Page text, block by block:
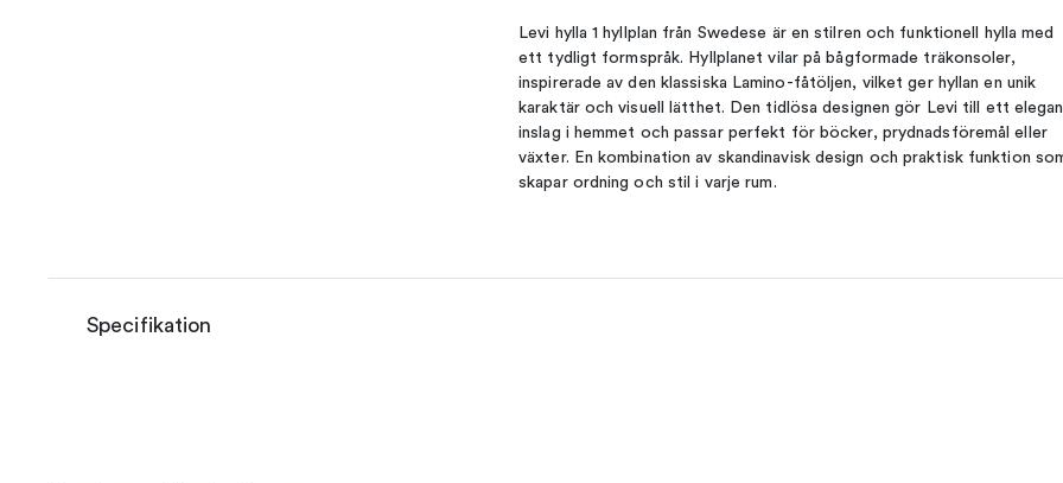
Levi hylla 1 hyllplan från Swedese är en stilren och funktionell hylla med
ett tydligt formspråk. Hyllplanet vilar på bågformade träkonsoler,
inspirerade av den klassiska Lamino-fåtöljen, vilket ger hyllan en unik
karaktär och visuell lätthet. Den tidlösa designen gör Levi till ett
inslag i hemmet och passar perfekt för böcker, prydnadsföremål eller
växter. En kombination av skandinavisk design och praktisk funktion
skapar ordning och stil i varje rum.
Specifikation